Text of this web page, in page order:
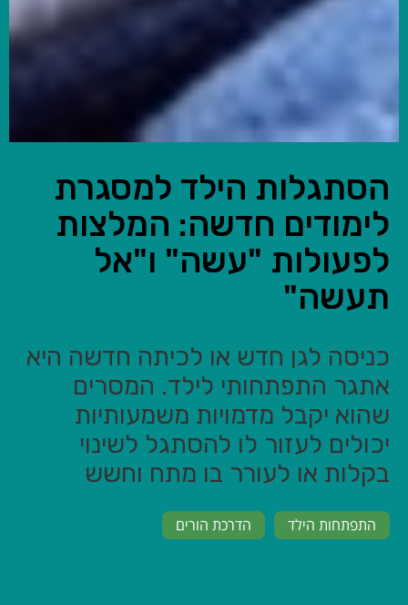
הסתגלות הילד למסגרת
לימודים חדשה: המלצות
לפעולות "עשה" ו"אל
תעשה"
כניסה לגן חדש או לכיתה חדשה היא
אתגר התפתחותי לילד. המסרים
שהוא יקבל מדמויות משמעותיות
יכולים לעזור לו להסתגל לשינוי
בקלות או לעורר בו מתח וחשש
התפתחות הילד הדרכת הורים